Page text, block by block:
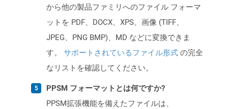
から他の製品ファミリへのファイル フォーマ
ットを PDF、DOCX、XPS、画像 (TIFF、
JPEG、PNG BMP)、MD などに変換できま
す。 サポートされているファイル形式 の完全
なリストを確認してください。
PPSM フォーマットとは何ですか?
PPSM拡張機能を備えたファイルは、